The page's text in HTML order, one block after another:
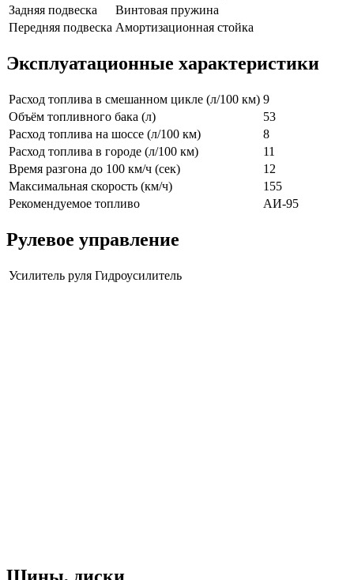
Задняя подвеска
Винтовая пружина
Передняя подвеска Амортизационная стойка
Эксплуатационные характеристики
Расход топлива в смешанном цикле (л/100 км) 9
Объём топливного бака (л)
53
Расход топлива на шоссе (л/100 км)
8
Расход топлива в городе (л/100 км)
11
Время разгона до 100 км/ч (сек)
12
Максимальная скорость (км/ч)
155
Рекомендуемое топливо
АИ-95
Рулевое управление
Усилитель руля Гидроусилитель